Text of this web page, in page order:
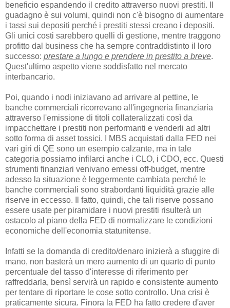
beneficio espandendo il credito attraverso nuovi prestiti. Il
guadagno è sui volumi, quindi non c'è bisogno di aumentare
i tassi sui depositi perché i prestiti stessi creano i depositi.
Gli unici costi sarebbero quelli di gestione, mentre traggono
profitto dal business che ha sempre contraddistinto il loro
successo: prestare a lungo e prendere in prestito a breve.
Quest'ultimo aspetto viene soddisfatto nel mercato
interbancario.
Poi, quando i nodi iniziavano ad arrivare al pettine, le
banche commerciali ricorrevano all'ingegneria finanziaria
attraverso l'emissione di titoli collateralizzati così da
impacchettare i prestiti non performanti e venderli ad altri
sotto forma di asset tossici. I MBS acquistati dalla FED nei
vari giri di QE sono un esempio calzante, ma in tale
categoria possiamo infilarci anche i CLO, i CDO, ecc. Questi
strumenti finanziari venivano emessi off-budget, mentre
adesso la situazione è leggermente cambiata perché le
banche commerciali sono strabordanti liquidità grazie alle
riserve in eccesso. Il fatto, quindi, che tali riserve possano
essere usate per piramidare i nuovi prestiti risulterà un
ostacolo al piano della FED di normalizzare le condizioni
economiche dell'economia statunitense.
Infatti se la domanda di credito/denaro inizierà a sfuggire di
mano, non basterà un mero aumento di un quarto di punto
percentuale del tasso d'interesse di riferimento per
raffreddarla, bensì servirà un rapido e consistente aumento
per tentare di riportare le cose sotto controllo. Una crisi è
praticamente sicura. Finora la FED ha fatto credere d'aver